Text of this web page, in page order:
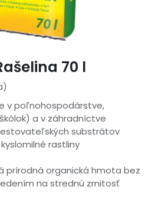
70 l
v poľnohospodárstve,
a v záhradníctve
substrátov
rastliny
prírodná organická hmota bez
na strednú zrnitosť